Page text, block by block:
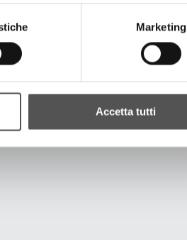
Marketing
Accetta tutti